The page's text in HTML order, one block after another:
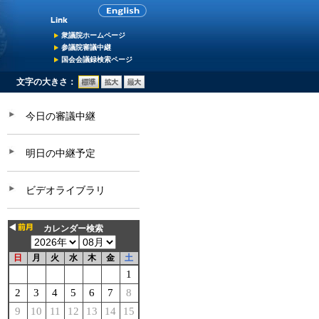
衆議院ホームページ
参議院審議中継
国会会議録検索ページ
文字の大きさ：
今日の審議中継
明日の中継予定
ビデオライブラリ
カレンダー検索
日 月 火 水 木 金 土
1
2
3 4 5 6 7
8
9
10 11 12 13 14
15